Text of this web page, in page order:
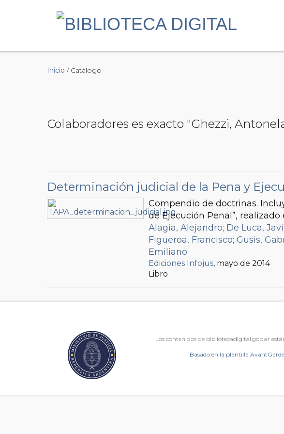
Inicio / Catálogo
Colaboradores es exacto "Ghezzi,
Determinación judicial de la Pena y
Compendio de doctrinas.
de Ejecución Penal”,
Alagia, Alejandro; De Luca,
Figueroa, Francisco; Gusis,
Emiliano
Ediciones Infojus, mayo de 2014
Libro
Los contenidos de bibliotecadigital.gob.ar
Basado en la plantilla